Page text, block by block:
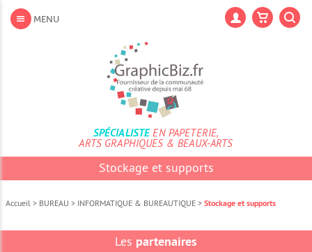
contenu
Aller
MENU
SPÉCIALISTEEN PAPETERIE,
ARTS GRAPHIQUES & BEAUX-ARTS
Stockage et supports
Accueil > BUREAU > INFORMATIQUE & BUREAUTIQUE > Stockage et supports
Les partenaires